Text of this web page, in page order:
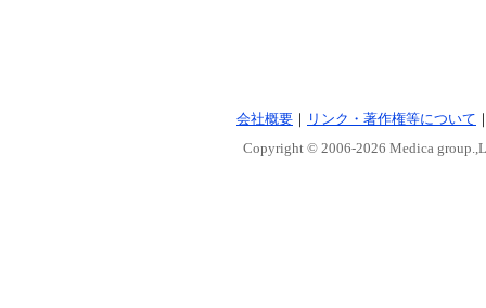
会社概要 ｜ リンク・著作権等について
Copyright © 2006-2026 Medica